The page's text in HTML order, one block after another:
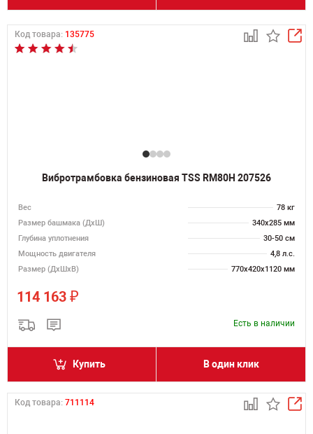
Код товара: 135775
Вибротрамбовка бензиновая TSS RM80H 207526
Вес
78 кг
Размер башмака (ДхШ)
340х285 мм
Глубина уплотнения
30-50 см
Мощность двигателя
4,8 л.с.
Размер (ДхШхВ)
770х420х1120 мм
114 163 ₽
Есть в наличии
Купить В один клик
Код товара: 711114